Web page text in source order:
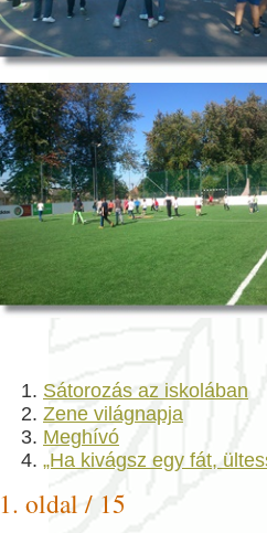
Sátorozás az iskolában
Zene világnapja
Meghívó
„Ha kivágsz egy fát,
1. oldal / 15